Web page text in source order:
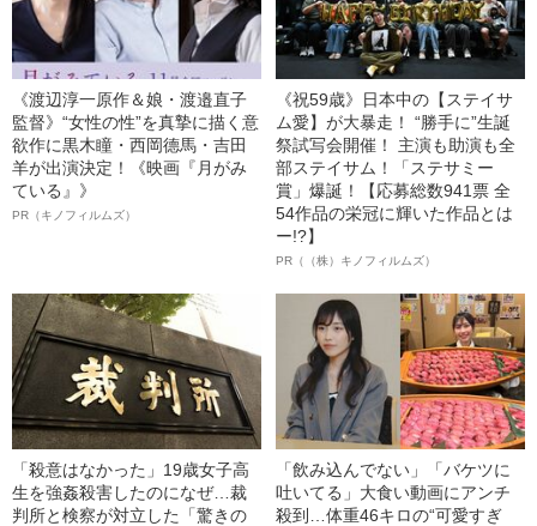
《渡辺淳一原作＆娘・渡邉直子
監督》“女性の性”を真摯に描く意
欲作に黒木瞳・西岡德馬・吉田
羊が出演決定！《映画『月がみ
ている』》
PR（キノフィルムズ）
《祝59歳》日本中の【ステイサ
ム愛】が大暴走！ “勝手に”生誕
祭試写会開催！ 主演も助演も全
部ステイサム！「ステサミー
賞」爆誕！【応募総数941票 全
54作品の栄冠に輝いた作品とは
ー!?】
PR（（株）キノフィルムズ）
「殺意はなかった」19歳女子高
生を強姦殺害したのになぜ…裁
判所と検察が対立した「驚きの
「飲み込んでない」「バケツに
吐いてる」大食い動画にアンチ
殺到…体重46キロの“可愛すぎ